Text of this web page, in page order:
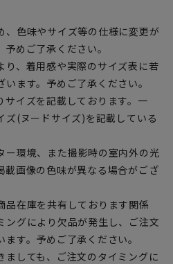
色味やサイズ等の仕様に変更が
めご了承ください。
、着用感や実際のサイズ表に若
ます。予めご了承ください。
イズを記載しております。一
ズ(ヌードサイズ)を記載している
環境、また撮影時の室内外の光
載画像の色味が異なる場合がござ
在庫を共有しております関係
ングにより欠品が発生し、ご注文
す。予めご了承ください。
しても、ご注文のタイミングに